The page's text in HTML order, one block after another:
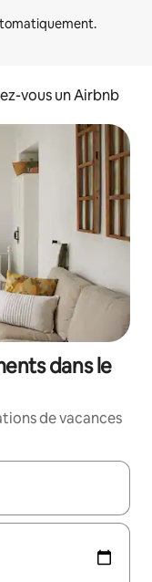
vous un Airbnb
dans le
de vacances
les en utilisant